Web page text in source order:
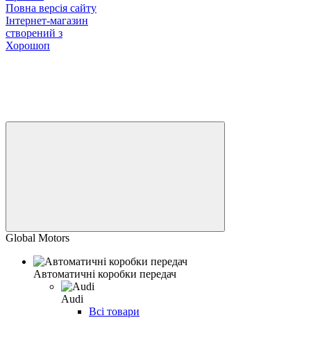
Повна версія сайту
Інтернет-магазин
створений з
Хорошоп
Global Motors
Автоматичні коробки передач
Audi
Всі товари